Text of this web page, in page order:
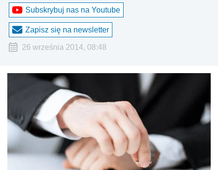
Subskrybuj nas na Youtube
Zapisz się na newsletter
26 września 2014, 08:48